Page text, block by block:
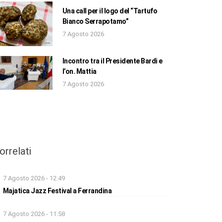
Una call per il logo del “Tartufo
Bianco Serrapotamo”
7 Agosto 2026
Incontro tra il Presidente Bardi e
l’on. Mattia
7 Agosto 2026
7 Agosto 2026 - 12:49
Majatica Jazz Festival a Ferrandina
7 Agosto 2026 - 11:58